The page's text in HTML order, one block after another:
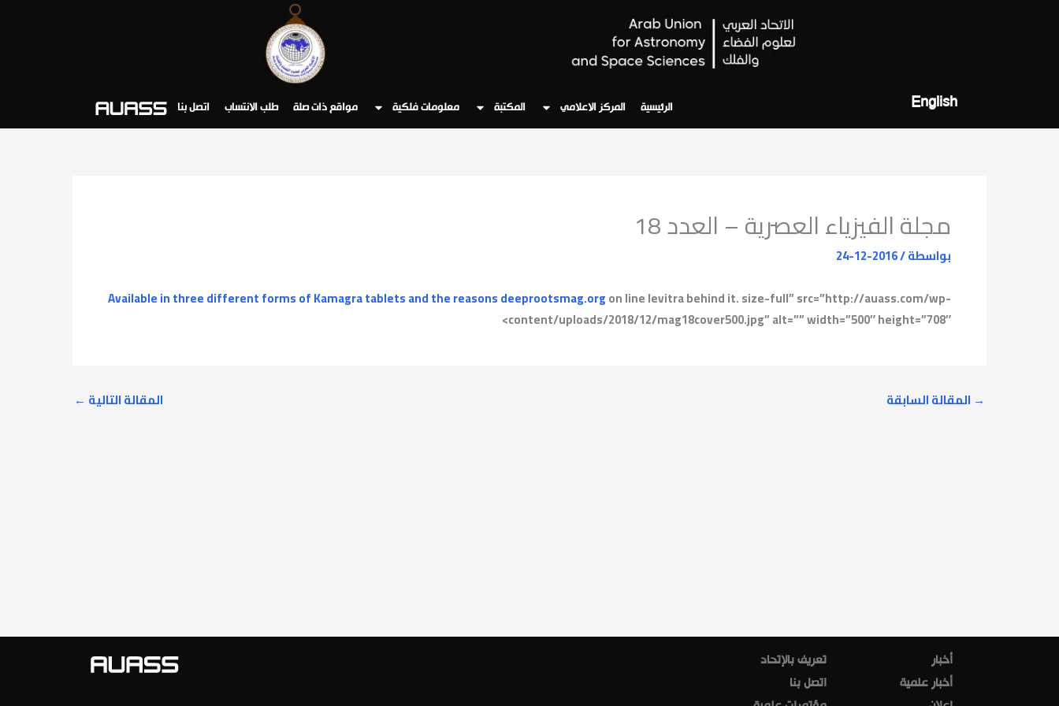
English الرئيسية المركز الاعلامي المكتبة معلومات فلكية مواقع ذات صلة طلب الانتساب اتصل بنا
مجلة الفيزياء العصرية – العدد 18
بواسطة/
2016-12-24
Available in three different forms of Kamagra tablets and the reasonsdeeprootsmag.orgon line levitra behind it. size-full” src=”http://auass.com/wp-
content/uploads/2018/12/mag18cover500.jpg” alt=”” width=”500″ height=”708″>
→ المقالة السابقة المقالة التالية ←
أخبار
أخبار علمية
تعريف بالإتحاد
اتصل بنا